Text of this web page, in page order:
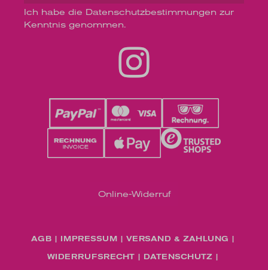
Ich habe die Datenschutzbestimmungen zur
Kenntnis genommen.
Online-Widerruf
AGB IMPRESSUM VERSAND & ZAHLUNG
WIDERRUFSRECHT DATENSCHUTZ